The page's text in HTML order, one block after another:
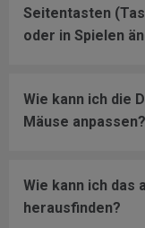
Seitentasten
oder in Spielen
Wie kann ich die
Mäuse anpassen?
Wie kann ich das
herausfinden?